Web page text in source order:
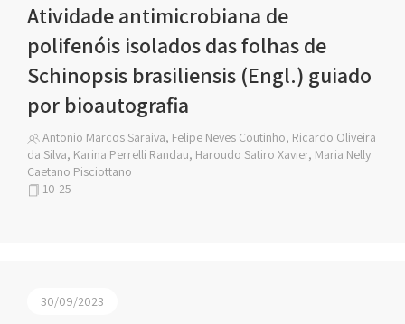
Atividade antimicrobiana de
polifenóis isolados das folhas de
Schinopsis brasiliensis (Engl.) guiado
por bioautografia
Antonio Marcos Saraiva, Felipe Neves Coutinho, Ricardo Oliveira
da Silva, Karina Perrelli Randau, Haroudo Satiro Xavier, Maria Nelly
Caetano Pisciottano
10-25
30/09/2023